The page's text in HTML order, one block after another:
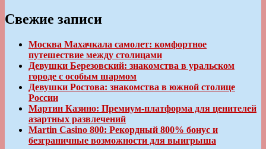
Свежие записи
Москва Махачкала самолет: комфортное
путешествие между столицами
Девушки Березовский: знакомства в уральском
городе с особым шармом
Девушки Ростова: знакомства в южной столице
России
Мартин Казино: Премиум-платформа для ценителей
азартных развлечений
Martin Casino 800: Рекордный 800% бонус и
безграничные возможности для выигрыша